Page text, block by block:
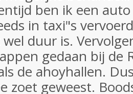
ben ik een
in taxi"s
duur is.
gedaan bij de
de ahoyhallen.
zoet geweest.